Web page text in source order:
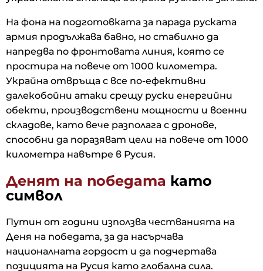
На фона на подготовката за парада руската
армия продължава бавно, но стабилно да
напредва по фронтовата линия, която се
простира на повече от 1000 километра.
Украйна отвръща с все по-ефективни
далекобойни атаки срещу руски енергийни
обекти, производствени мощности и военни
складове, като вече разполага с дронове,
способни да поразяват цели на повече от 1000
километра навътре в Русия.
Денят на победата като
символ
Путин от години използва честванията на
Деня на победата, за да насърчава
националната гордост и да подчертава
позицията на Русия като глобална сила.